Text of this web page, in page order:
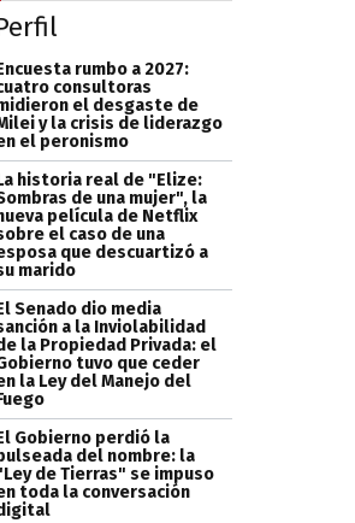
rumbo a 2027:
consultoras
el desgaste de
y la crisis de liderazgo
el peronismo
historia real de "Elize:
de una mujer", la
película de Netflix
el caso de una
que descuartizó a
marido
Senado dio media
a la Inviolabilidad
la Propiedad Privada: el
tuvo que ceder
la Ley del Manejo del
Gobierno perdió la
del nombre: la
de Tierras" se impuso
toda la conversación